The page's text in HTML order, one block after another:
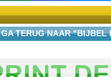
GA TERUG NAAR "BIJBEL